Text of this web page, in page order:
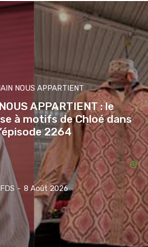
NOUS APPARTIENT
APPARTIENT : le
à motifs de Chloé dans
2264
FDS - 8 Août 2026